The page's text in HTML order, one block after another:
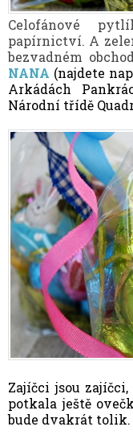
Celofánové
papírnictví. A
bezvadném
NANA (najdete
Arkádách
Národní třídě
Zajíčci jsou
potkala ještě
bude dvakrát tolik.